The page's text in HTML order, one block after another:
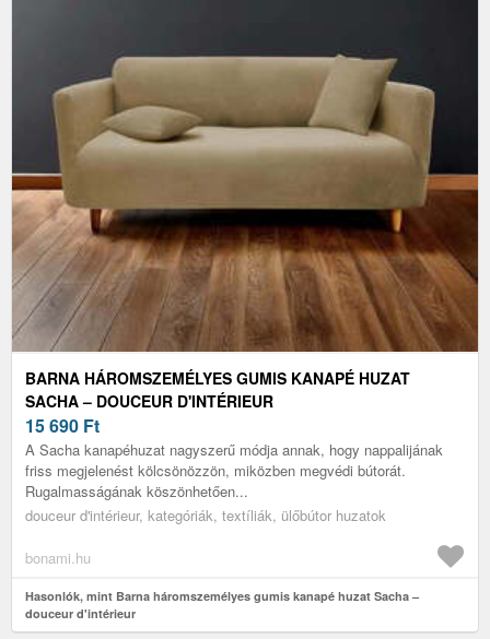
BARNA HÁROMSZEMÉLYES GUMIS KANAPÉ HUZAT
SACHA – DOUCEUR D'INTÉRIEUR
15 690 Ft
A Sacha kanapéhuzat nagyszerű módja annak, hogy nappalijának
friss megjelenést kölcsönözzön, miközben megvédi bútorát.
Rugalmasságának köszönhetően...
douceur d'intérieur, kategóriák, textíliák, ülőbútor huzatok
bonami.hu
Hasonlók, mint Barna háromszemélyes gumis kanapé huzat Sacha –
douceur d'intérieur